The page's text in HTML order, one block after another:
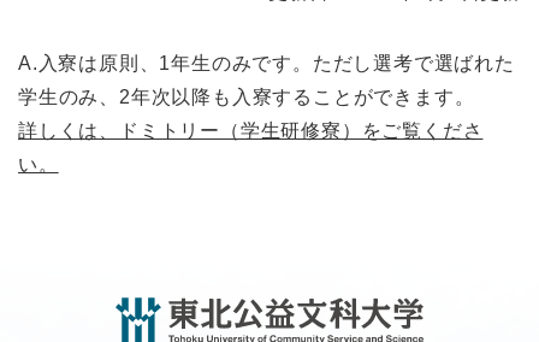
A.入寮は原則、1年生のみです。ただし選考で選ばれた
学生のみ、2年次以降も入寮することができます。
詳しくは、ドミトリー（学生研修寮）をご覧くださ
い。